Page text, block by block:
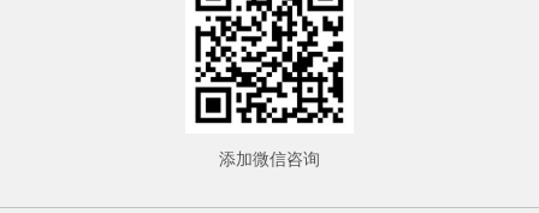
添加微信咨询